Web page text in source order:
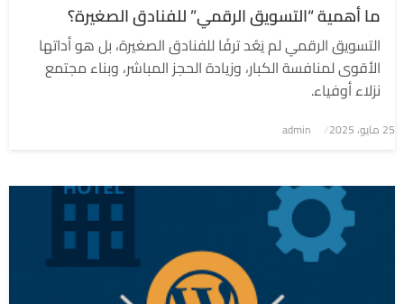
ما أهمية “التسويق الرقمي” للفنادق الصغيرة؟
التسويق الرقمي لم يَعُد ترفًا للفنادق الصغيرة، بل هو أداتها
الأقوى لمنافسة الكبار، وزيادة الحجز المباشر، وبناء مجتمع
نزلاء أوفياء.
نُشر
25 مايو، 2025 admin